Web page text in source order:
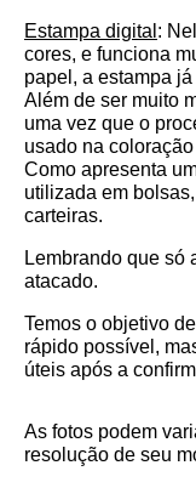
Estampa digital :
cores, e funciona
papel, a estampa
Além de ser muito
uma vez que o
usado na
Como apresenta
utilizada em
carteiras.
Lembrando que só
atacado.
Temos o objetivo
rápido possível,
úteis após a
As fotos podem
resolução de seu